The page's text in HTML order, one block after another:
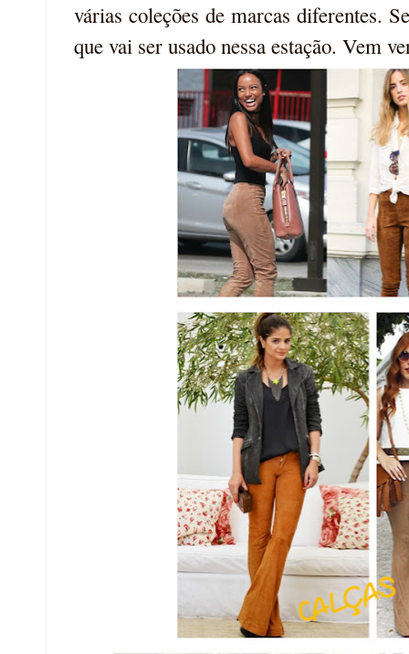
várias coleções de marcas diferentes.
que vai ser usado nessa estação. Vem